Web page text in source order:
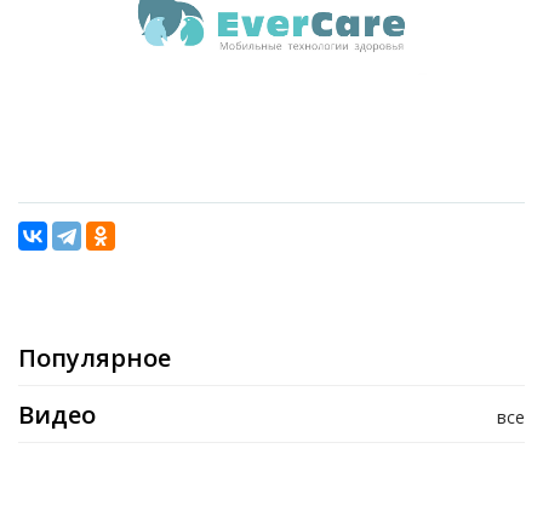
Популярное
все
Видео